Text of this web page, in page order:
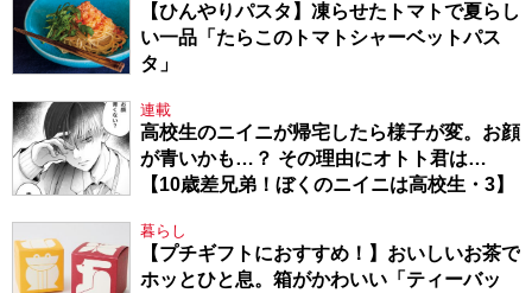
【ひんやりパスタ】凍らせたトマトで夏らし
い一品「たらこのトマトシャーベットパス
タ」
連載
高校生のニイニが帰宅したら様子が変。お顔
が青いかも…？ その理由にオトト君は…
【10歳差兄弟！ぼくのニイニは高校生・3】
暮らし
【プチギフトにおすすめ！】おいしいお茶で
ホッとひと息。箱がかわいい「ティーバッ